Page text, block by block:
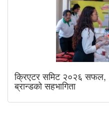
क्रिएटर समिट २०२६ सफल,
ब्रान्डको सहभागिता